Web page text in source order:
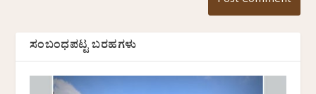
ಸಂಬಂಧಪಟ್ಟ ಬರಹಗಳು